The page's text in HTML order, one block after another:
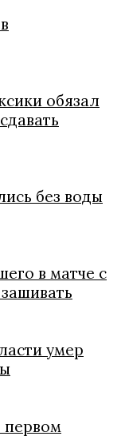
обязал
без воды
в матче с
умер
первом